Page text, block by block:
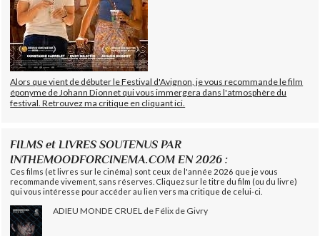
Alors que vient de débuter le Festival d'Avignon, je vous recommande le film
éponyme de Johann Dionnet qui vous immergera dans l'atmosphère du
festival. Retrouvez ma critique en cliquant ici.
FILMS et LIVRES SOUTENUS PAR
INTHEMOODFORCINEMA.COM EN 2026 :
Ces films (et livres sur le cinéma) sont ceux de l'année 2026 que je vous
recommande vivement, sans réserves. Cliquez sur le titre du film (ou du livre)
qui vous intéresse pour accéder au lien vers ma critique de celui-ci.
ADIEU MONDE CRUEL de Félix de Givry